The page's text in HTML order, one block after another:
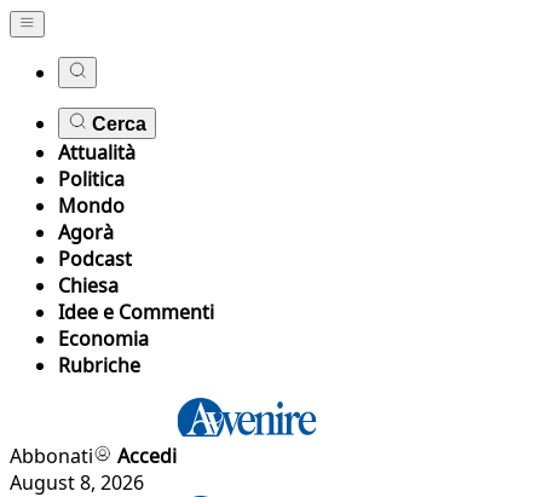
Cerca
Attualità
Politica
Mondo
Agorà
Podcast
Chiesa
Idee e Commenti
Economia
Rubriche
Abbonati
Accedi
August 8, 2026